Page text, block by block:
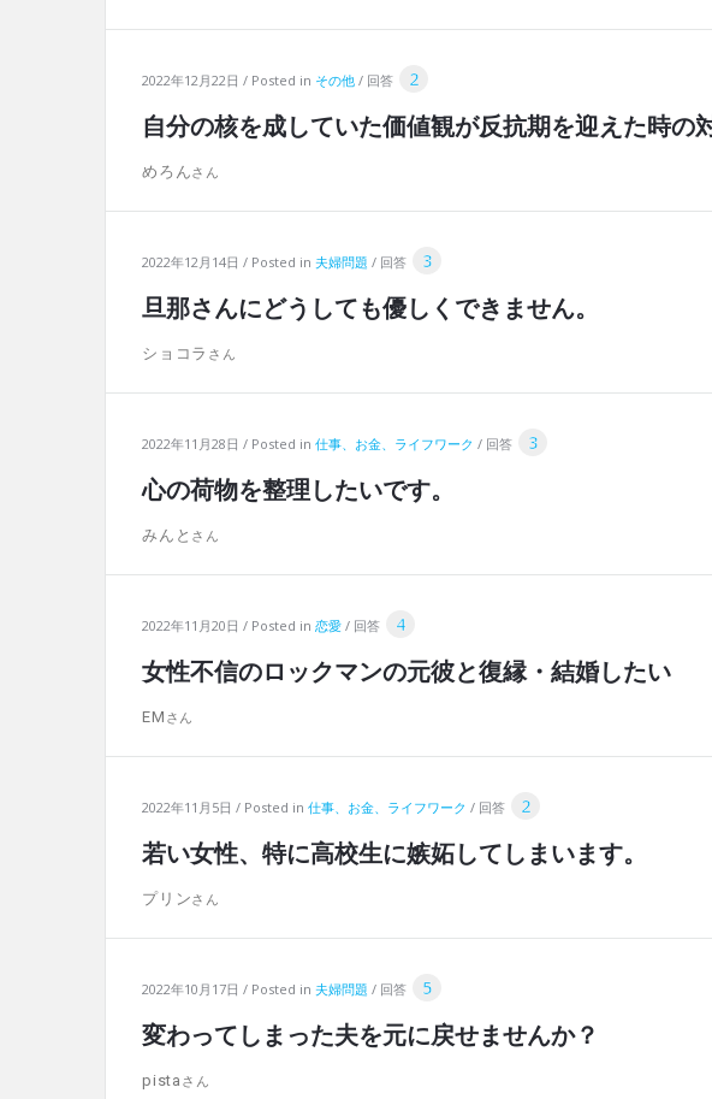
2022年12月22日 Posted in その他 回答 2
自分の核を成していた価値観が反抗期を迎えた時の
めろん
2022年12月14日 Posted in 夫婦問題 回答 3
旦那さんにどうしても優しくできません。
ショコラ
2022年11月28日 Posted in 仕事、お金、ライフワーク 回答 3
心の荷物を整理したいです。
みんと
2022年11月20日 Posted in 恋愛 回答 4
女性不信のロックマンの元彼と復縁・結婚したい
EM
2022年11月5日 Posted in 仕事、お金、ライフワーク 回答 2
若い女性、特に高校生に嫉妬してしまいます。
プリン
2022年10月17日 Posted in 夫婦問題 回答 5
変わってしまった夫を元に戻せませんか？
pista